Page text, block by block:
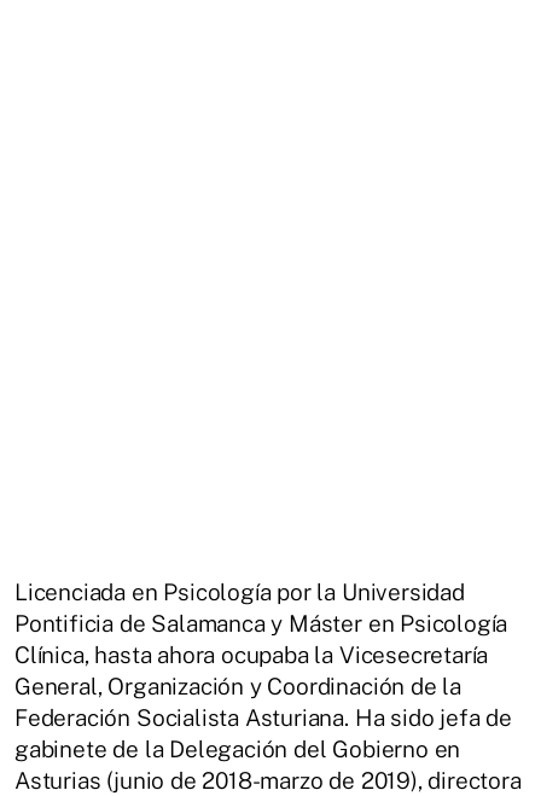
Licenciada en Psicología por la Universidad
Pontificia de Salamanca y Máster en Psicología
Clínica, hasta ahora ocupaba la Vicesecretaría
General, Organización y Coordinación de la
Federación Socialista Asturiana. Ha sido jefa de
gabinete de la Delegación del Gobierno en
Asturias (junio de 2018-marzo de 2019), directora